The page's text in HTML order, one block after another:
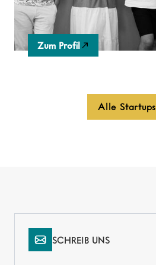
gesellschaftliche Verantwortung
Zum Profil
Alle Startups
SCHREIB UNS